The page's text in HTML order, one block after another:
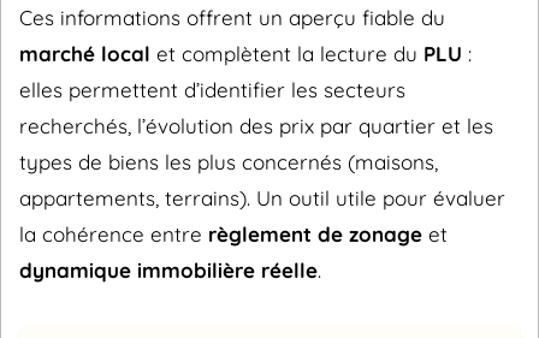
Ces informations offrent un aperçu fiable du
marché local et complètent la lecture du PLU :
elles permettent d’identifier les secteurs
recherchés, l’évolution des prix par quartier et les
types de biens les plus concernés (maisons,
appartements, terrains). Un outil utile pour évaluer
la cohérence entre règlement de zonage et
dynamique immobilière réelle.